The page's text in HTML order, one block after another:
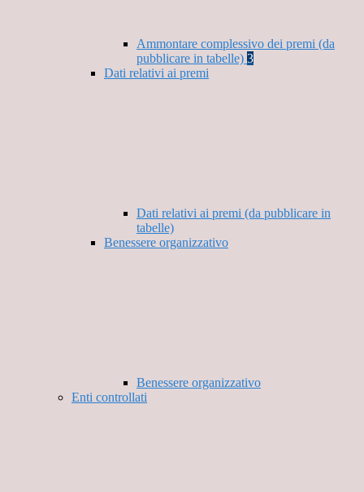
Ammontare complessivo dei premi (da
pubblicare in tabelle) 3
Dati relativi ai premi
Dati relativi ai premi (da pubblicare in
tabelle)
Benessere organizzativo
Benessere organizzativo
Enti controllati